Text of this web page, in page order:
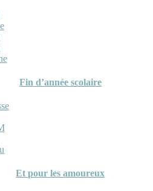
Fin d’année scolaire
Et pour les amoureux